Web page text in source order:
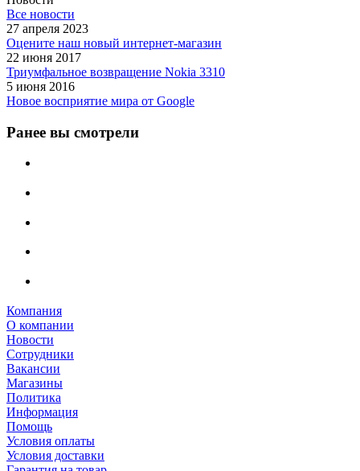
Все новости
27 апреля 2023
Оцените наш новый интернет-магазин
22 июня 2017
Триумфальное возвращение Nokia 3310
5 июня 2016
Новое восприятие мира от Google
Ранее вы смотрели
Компания
О компании
Новости
Сотрудники
Вакансии
Магазины
Политика
Информация
Помощь
Условия оплаты
Условия доставки